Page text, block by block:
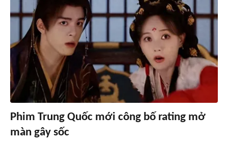
Phim Trung Quốc mới công bố rating mở
màn gây sốc